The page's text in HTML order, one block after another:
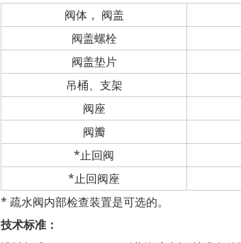
阀体， 阀盖
阀盖螺栓
阀盖垫片
吊桶、支架
阀座
阀瓣
*止回阀
*止回阀座
* 疏水阀内部检查装置是可选的。
技术标准：